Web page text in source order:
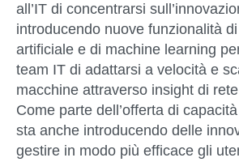
all’IT di concentrarsi
introducendo nuove funzionalità
artificiale e di machine learning
team IT di adattarsi a velocità e
macchine attraverso insight di
Come parte dell’offerta di
sta anche introducendo delle
gestire in modo più efficace gli